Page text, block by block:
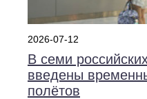
2026-07-12
В семи
введены
полётов